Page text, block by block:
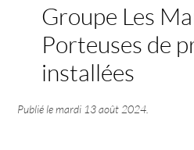
Groupe Les
Porteuses de
installées
Publié lemardi 13 août 2024